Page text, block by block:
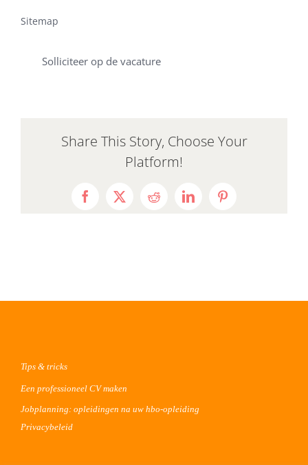
Sitemap
Solliciteer op de vacature
Share This Story, Choose Your
Platform!
Facebook
X RedditLinkedInPinterest
Tips & tricks
Een professioneel CV maken
Jobplanning: opleidingen na uw hbo-opleiding
Privacybeleid